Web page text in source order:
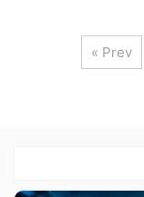
« Prev